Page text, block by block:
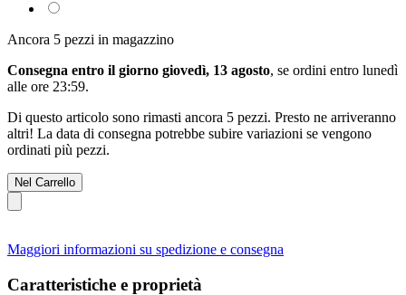
Ancora 5 pezzi in magazzino
Consegna entro il giorno giovedì, 13 agosto, se ordini entro lunedì
alle ore 23:59.
Di questo articolo sono rimasti ancora 5 pezzi. Presto ne arriveranno
altri! La data di consegna potrebbe subire variazioni se vengono
ordinati più pezzi.
Nel Carrello
Maggiori informazioni su spedizione e consegna
Caratteristiche e proprietà